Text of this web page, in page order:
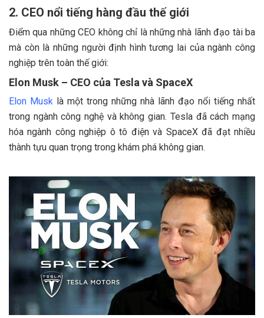
2. CEO nổi tiếng hàng đầu thế giới
Điểm qua những CEO không chỉ là những nhà lãnh đạo tài ba
mà còn là những người định hình tương lai của ngành công
nghiệp trên toàn thế giới:
Elon Musk – CEO của Tesla và SpaceX
Elon Musk là một trong những nhà lãnh đạo nổi tiếng nhất
trong ngành công nghệ và không gian. Tesla đã cách mạng
hóa ngành công nghiệp ô tô điện và SpaceX đã đạt nhiều
thành tựu quan trọng trong khám phá không gian.